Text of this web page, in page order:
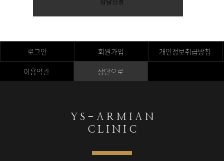
로그인 회원가입
개인정보취급방침
이용약관
상단으로
Y S - A R M I A N
C L I N I C